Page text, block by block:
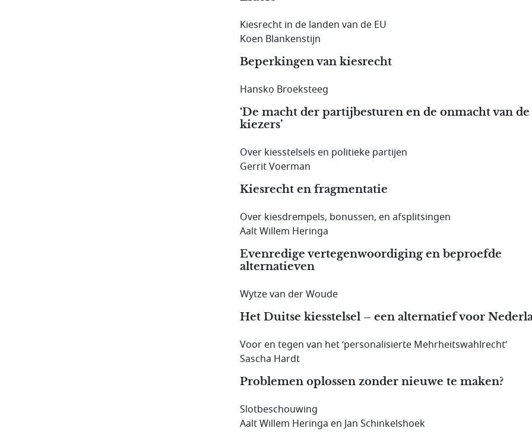
Kiesrecht in de landen van de EU
Koen Blankenstijn
Beperkingen van kiesrecht
Hansko Broeksteeg
‘De macht der partijbesturen en de onmacht van de
kiezers’
Over kiesstelsels en politieke partijen
Gerrit Voerman
Kiesrecht en fragmentatie
Over kiesdrempels, bonussen, en afsplitsingen
Aalt Willem Heringa
Evenredige vertegenwoordiging en beproefde
alternatieven
Wytze van der Woude
Het Duitse kiesstelsel – een alternatief voor
Voor en tegen van het ‘personalisierte Mehrheitswahlrecht’
Sascha Hardt
Problemen oplossen zonder nieuwe te maken?
Slotbeschouwing
Aalt Willem Heringa en Jan Schinkelshoek